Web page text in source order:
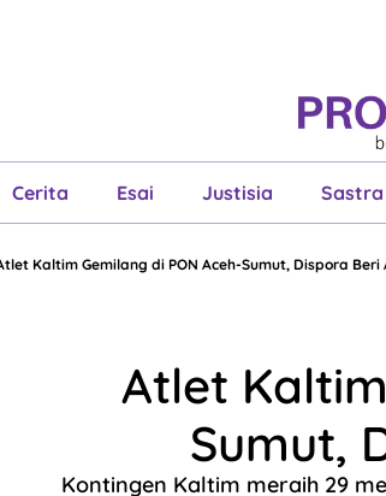
Cerita Esai Justisia Sastra
Berita
Kaltim Gemilang di PON Aceh-Sumut, Dispora Beri
Atlet
Sumut,
Kontingen Kaltim meraih 29